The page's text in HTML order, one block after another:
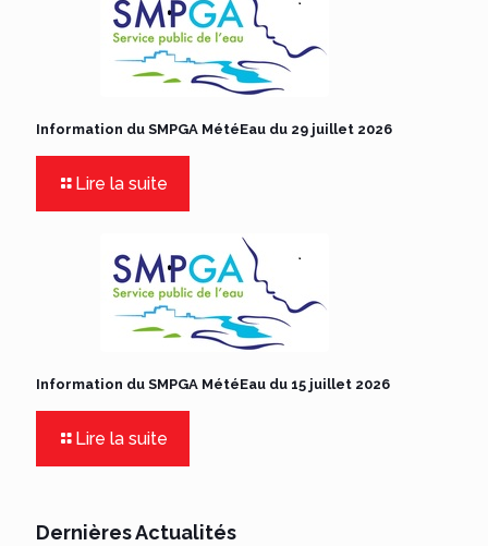
Information du SMPGA MétéEau du 29 juillet 2026
Lire la suite
Information du SMPGA MétéEau du 15 juillet 2026
Lire la suite
Dernières Actualités